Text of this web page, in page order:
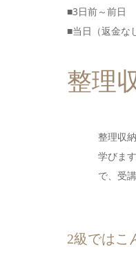
■3日前～前
■当日（返金
整理
整理収
学びま
で、受
2級ではこ